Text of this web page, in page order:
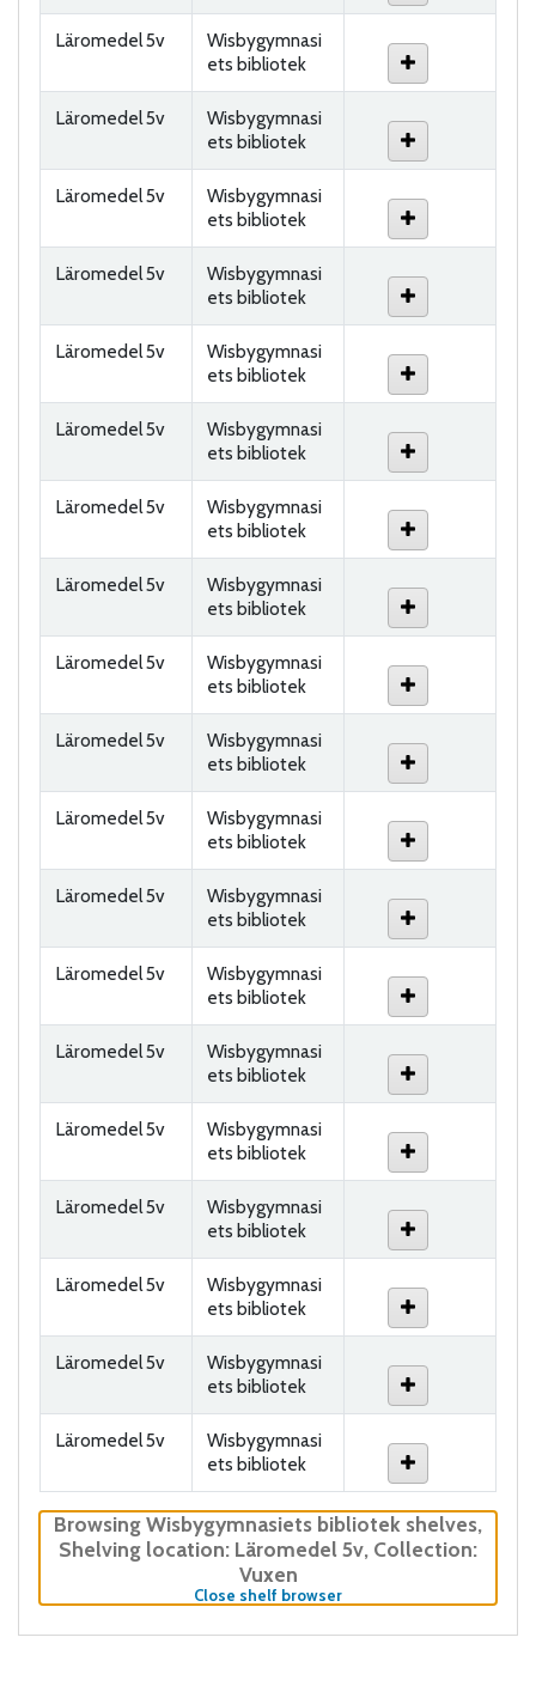
Läromedel 5v
Wisbygymnasi
ets bibliotek
Läromedel 5v
Wisbygymnasi
ets bibliotek
Läromedel 5v
Wisbygymnasi
ets bibliotek
Läromedel 5v
Wisbygymnasi
ets bibliotek
Läromedel 5v
Wisbygymnasi
ets bibliotek
Läromedel 5v
Wisbygymnasi
ets bibliotek
Läromedel 5v
Wisbygymnasi
ets bibliotek
Läromedel 5v
Wisbygymnasi
ets bibliotek
Läromedel 5v
Wisbygymnasi
ets bibliotek
Läromedel 5v
Wisbygymnasi
ets bibliotek
Läromedel 5v
Wisbygymnasi
ets bibliotek
Läromedel 5v
Wisbygymnasi
ets bibliotek
Läromedel 5v
Wisbygymnasi
ets bibliotek
Läromedel 5v
Wisbygymnasi
ets bibliotek
Läromedel 5v
Wisbygymnasi
ets bibliotek
Läromedel 5v
Wisbygymnasi
ets bibliotek
Läromedel 5v
Wisbygymnasi
ets bibliotek
Läromedel 5v
Wisbygymnasi
ets bibliotek
Läromedel 5v
Wisbygymnasi
ets bibliotek
Browsing Wisbygymnasiets bibliotek shelves,
Shelving location: Läromedel 5v, Collection:
Vuxen
Close shelf browser(Hides shelf browser)